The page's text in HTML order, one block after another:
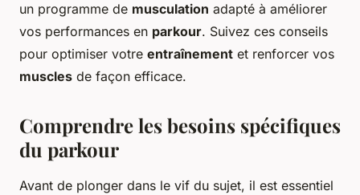
un programme de musculation adapté à améliorer
vos performances en parkour. Suivez ces conseils
pour optimiser votre entraînement et renforcer vos
muscles de façon efficace.
Comprendre les besoins spécifiques
du parkour
Avant de plonger dans le vif du sujet, il est essentiel